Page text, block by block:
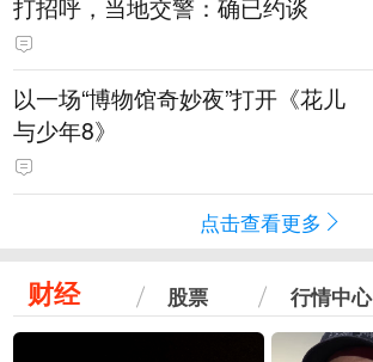
打招呼，当地交警：确已约谈
以一场“博物馆奇妙夜”打开《花儿
与少年8》
点击查看更多
财经 股票 行情中心